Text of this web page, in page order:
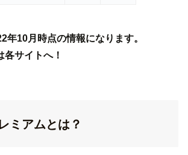
年10月時点の情報になります。
サイトへ！
ミアムとは？